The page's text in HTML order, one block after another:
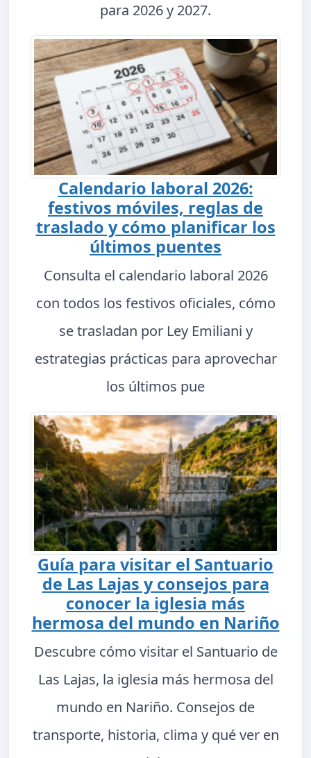
para 2026 y 2027.
Calendario laboral 2026:
festivos móviles, reglas de
traslado y cómo planificar los
últimos puentes
Consulta el calendario laboral 2026
con todos los festivos oficiales, cómo
se trasladan por Ley Emiliani y
estrategias prácticas para aprovechar
los últimos pue
Guía para visitar el Santuario
de Las Lajas y consejos para
conocer la iglesia más
hermosa del mundo en Nariño
Descubre cómo visitar el Santuario de
Las Lajas, la iglesia más hermosa del
mundo en Nariño. Consejos de
transporte, historia, clima y qué ver en